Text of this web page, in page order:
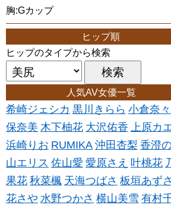
胸:Gカップ
ヒップ順
ヒップのタイプから検索
人気AV女優一覧
希崎ジェシカ 黒川きらら 小倉奈々
保奈美 木下柚花 大沢佑香 上原カ
浜崎りお RUMIKA 沖田杏梨 香澄
山エリス 佐山愛 愛原さえ 叶桃花
果花 秋菜楓 天海つばさ 板垣あずさ
花さや 水野つかさ 横山美雪 有村